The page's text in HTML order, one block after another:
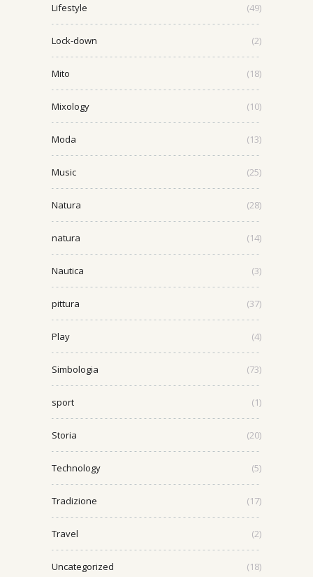
Lifestyle (49)
Lock-down (2)
Mito (18)
Mixology (10)
Moda (13)
Music (25)
Natura (28)
natura (14)
Nautica (3)
pittura (37)
Play (4)
Simbologia (73)
sport (1)
Storia (20)
Technology (5)
Tradizione (17)
Travel (2)
Uncategorized (18)